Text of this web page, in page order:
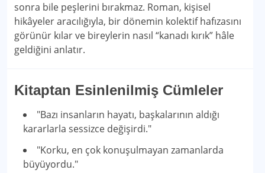
sonra bile peşlerini bırakmaz. Roman, kişisel
hikâyeler aracılığıyla, bir dönemin kolektif hafızasını
görünür kılar ve bireylerin nasıl “kanadı kırık” hâle
geldiğini anlatır.
Kitaptan Esinlenilmiş Cümleler
"Bazı insanların hayatı, başkalarının aldığı
kararlarla sessizce değişirdi."
"Korku, en çok konuşulmayan zamanlarda
büyüyordu."